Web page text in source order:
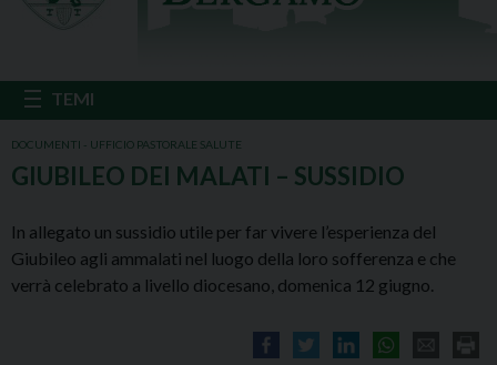
DOCUMENTI - UFFICIO PASTORALE SALUTE
GIUBILEO DEI MALATI – SUSSIDIO
In allegato un sussidio utile per far vivere l’esperienza del
Giubileo agli ammalati nel luogo della loro sofferenza e che
verrà celebrato a livello diocesano, domenica 12 giugno.